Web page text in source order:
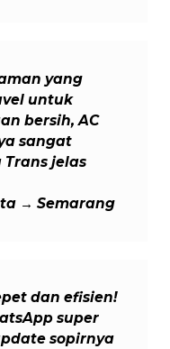
yang
untuk
bersih, AC
sangat
jelas
→ Semarang
dan efisien!
super
sopirnya